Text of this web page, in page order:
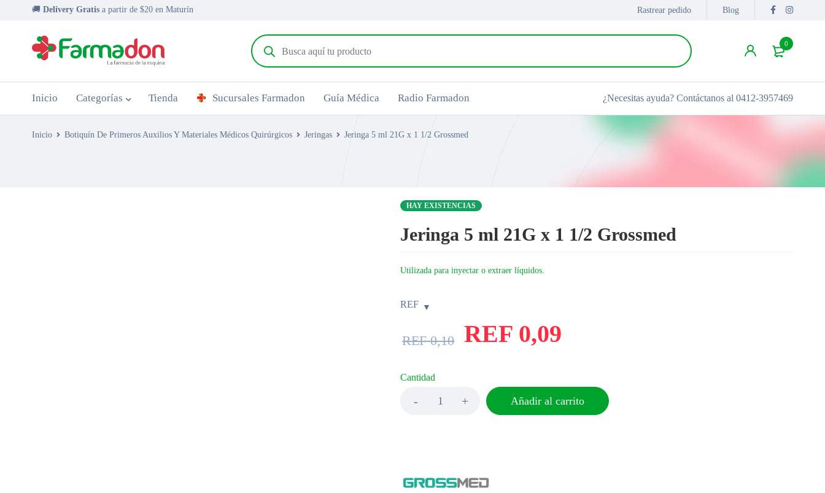
🚚 Delivery Gratis a partir de $20 en Maturín Rastrear pedido Blog
0
Inicio Categorías Tienda Sucursales Farmadon Guía Médica Radio Farmadon ¿Necesitas ayuda? Contáctanos al 0412-3957469
Inicio Botiquín De Primeros Auxilios Y Materiales Médicos Quirúrgicos Jeringas Jeringa 5 ml 21G x 1 1/2 Grossmed
HAY EXISTENCIAS
Jeringa 5 ml 21G x 1 1/2 Grossmed
Utilizada para inyectar o extraer líquidos.
REF
REF0,10 REF 0,09
Cantidad
Añadir al carrito